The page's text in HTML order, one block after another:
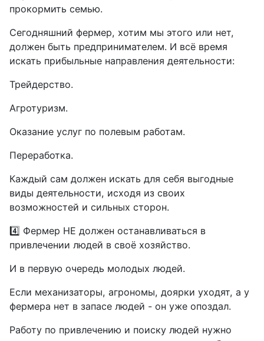
прокормить семью.
Сегодняшний фермер, хотим мы этого или нет,
должен быть предпринимателем. И всё время
искать прибыльные направления деятельности:
Трейдерство.
Агротуризм.
Оказание услуг по полевым работам.
Переработка.
Каждый сам должен искать для себя выгодные
виды деятельности, исходя из своих
возможностей и сильных сторон.
4️⃣ Фермер НЕ должен останавливаться в
привлечении людей в своё хозяйство.
И в первую очередь молодых людей.
Если механизаторы, агрономы, доярки уходят, а у
фермера нет в запасе людей - он уже опоздал.
Работу по привлечению и поиску людей нужно